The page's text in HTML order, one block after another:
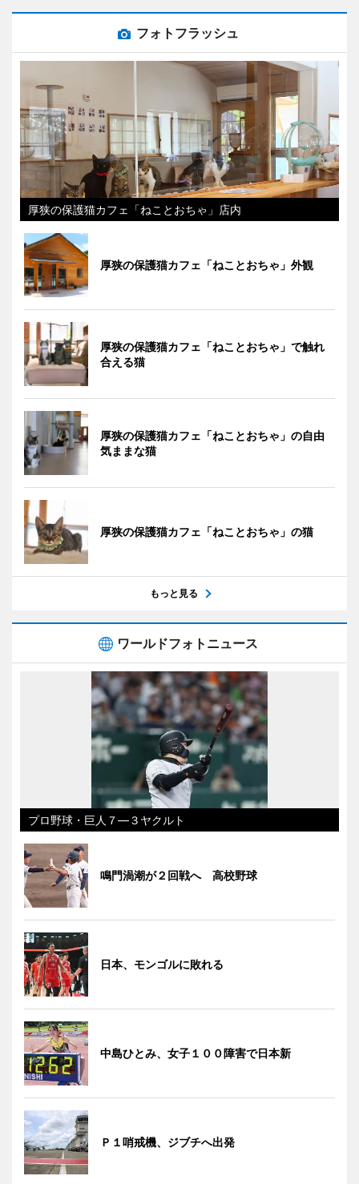
フォトフラッシュ
厚狭の保護猫カフェ「ねことおちゃ」店内
厚狭の保護猫カフェ「ねことおちゃ」外観
厚狭の保護猫カフェ「ねことおちゃ」で触れ
合える猫
厚狭の保護猫カフェ「ねことおちゃ」の自由
気ままな猫
厚狭の保護猫カフェ「ねことおちゃ」の猫
もっと見る
ワールドフォトニュース
プロ野球・巨人７―３ヤクルト
鳴門渦潮が２回戦へ 高校野球
日本、モンゴルに敗れる
中島ひとみ、女子１００障害で日本新
Ｐ１哨戒機、ジブチへ出発